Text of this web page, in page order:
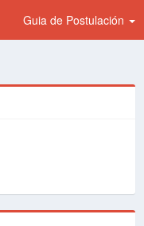
Guia de Postulación